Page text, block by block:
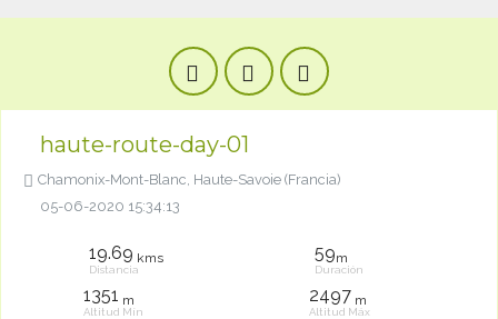
haute-route-day-01
Chamonix-Mont-Blanc, Haute-Savoie (Francia)
05-06-2020 15:34:13
19.69 kms
Distancia
59m
Duración
1351 m
Altitud Mín
2497 m
Altitud Máx